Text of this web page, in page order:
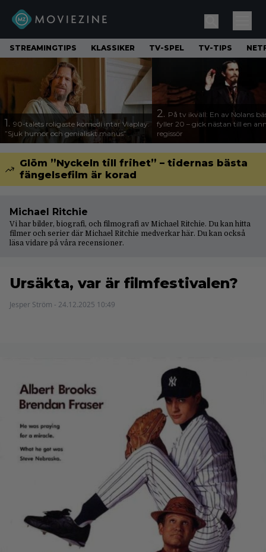
STREAMINGTIPS KLASSIKER TV-SPEL TV-TIPS
1. 90-talets roligaste komedi intar Viaplay:
”Sjuk humor och genialiskt manus”
2. På tv ikväll: En av Nolans
fyller 20 – gick nästan till en
regissör
Glöm ”Nyckeln till frihet” – tidernas bästa
fängelsefilm är korad
Michael Ritchie
Vi har bilder, biografi, och filmografi av Michael Ritchie. Du kan hitta
filmer och serier där Michael Ritchie medverkar här. Du kan också
läsa vidare på våra recensioner.
Ursäkta, var är filmfestivalen?
Jesper Ström - 24.12.2025 10:49